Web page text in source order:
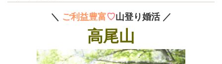
＼ ご利益豊富♡山登り婚活 ／
高尾山